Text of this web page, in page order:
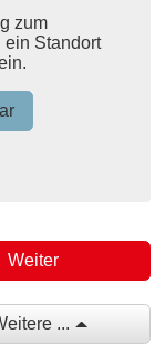
zum
ein Standort
...
Weiter